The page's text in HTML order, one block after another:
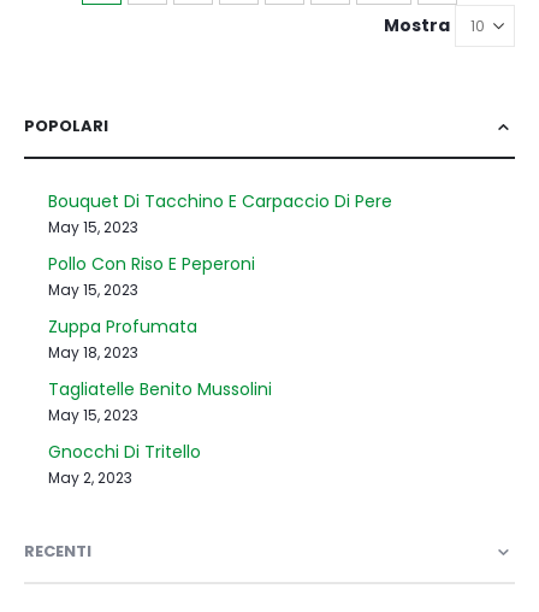
Mostra
POPOLARI
Bouquet Di Tacchino E Carpaccio Di Pere
May 15, 2023
Pollo Con Riso E Peperoni
May 15, 2023
Zuppa Profumata
May 18, 2023
Tagliatelle Benito Mussolini
May 15, 2023
Gnocchi Di Tritello
May 2, 2023
RECENTI